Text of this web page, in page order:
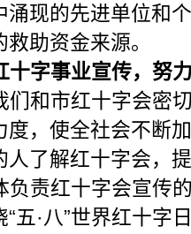
涌现的先进单位和
助资金来源。
字事业宣传，努
和市红十字会密
度，使全社会不断
人了解红十字会，
责红十字会宣传
“五·八”世界红十